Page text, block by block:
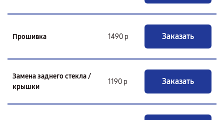
Прошивка 1490 р Заказать
Замена заднего стекла /
крышки
1190 р Заказать